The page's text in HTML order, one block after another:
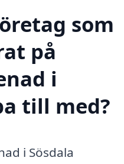
som
på
i
till med?
i Sösdala